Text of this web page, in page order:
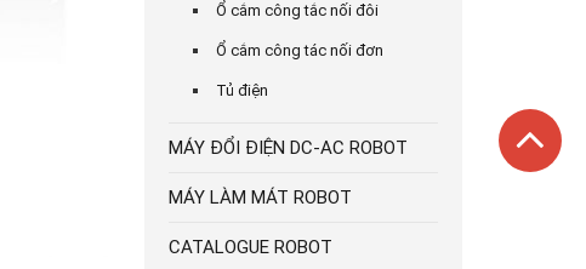
Ổ cắm công tắc nối đôi
Ổ cắm công tác nối đơn
Tủ điện
MÁY ĐỔI ĐIỆN DC-AC ROBOT
MÁY LÀM MÁT ROBOT
CATALOGUE ROBOT